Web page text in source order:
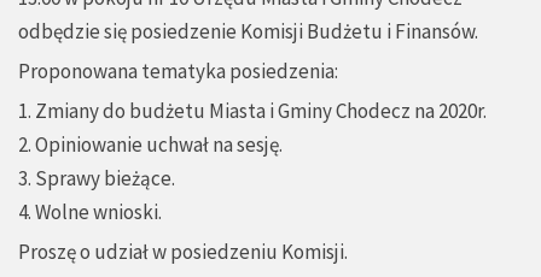
odbędzie się posiedzenie Komisji Budżetu i Finansów.
Proponowana tematyka posiedzenia:
1. Zmiany do budżetu Miasta i Gminy Chodecz na 2020r.
2. Opiniowanie uchwał na sesję.
3. Sprawy bieżące.
4. Wolne wnioski.
Proszę o udział w posiedzeniu Komisji.